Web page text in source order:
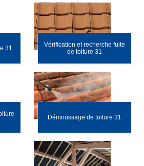
31
Vérification et recherche fuite
de toiture 31
Démoussage de toiture 31